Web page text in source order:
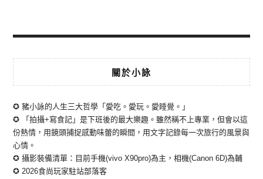
關於小詠
✪ 豬小詠的人生三大哲學「愛吃。愛玩。愛睡覺。」
✪ 「拍攝+寫食記」是下班後的最大樂趣。雖然稱不上專業，但會以這
份熱情，用鏡頭捕捉感動味蕾的瞬間，用文字記錄每一次旅行的風景與
心情。
✪ 攝影裝備清單：目前手機(vivo X90pro)為主，相機(Canon 6D)為輔
✪ 2026食尚玩家駐站部落客